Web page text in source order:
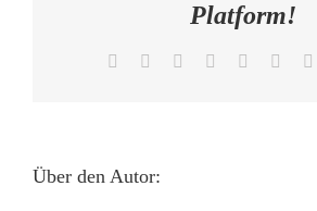
Platform!
Facebook Reddit LinkedInWhatsApp
Über den Autor: